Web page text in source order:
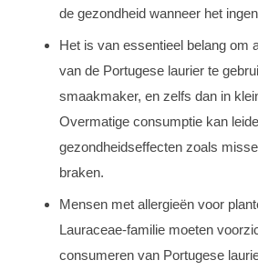
de gezondheid wanneer het
Het is van essentieel belang om
van de Portugese laurier te
smaakmaker, en zelfs dan in
Overmatige consumptie kan
gezondheidseffecten zoals
braken.
Mensen met allergieën voor
Lauraceae-familie moeten
consumeren van Portugese